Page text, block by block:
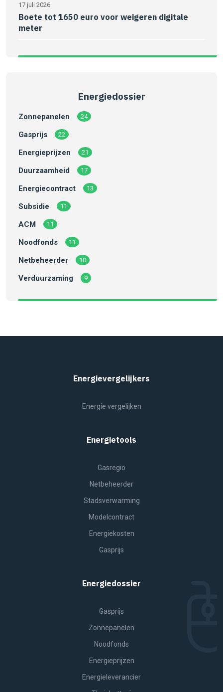
17 juli 2026
Boete tot 1650 euro voor weigeren digitale
meter
Energiedossier
Zonnepanelen 24
Gasprijs 22
Energieprijzen 21
Duurzaamheid 17
Energiecontract 13
Subsidie 11
ACM 11
Noodfonds 11
Netbeheerder 10
Verduurzaming 9
Energievergelijkers
Energie vergelijken
Energietools
Gasregio
Netbeheerder
Stadsverwarming
Modelcontract
Energiekosten
Gasprijs
Energiedossier
Gasprijs
Zonnepanelen
Noodfonds
Energieprijzen
Energieleverancier